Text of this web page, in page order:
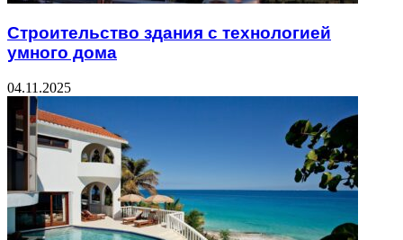
Строительство здания с технологией
умного дома
04.11.2025